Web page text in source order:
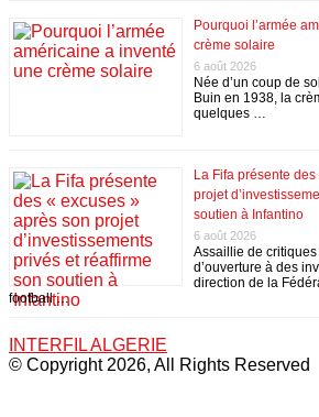
Pourquoi l’armée
crème solaire
6 août 2026
Née d’un coup de
Buin en 1938, la
quelques …
La Fifa présente
projet
soutien à Infantino
6 août 2026
Assaillie de
d’ouverture à des
direction de la
football …
INTERFIL ALGERIE
© Copyright 2026, All Rights Reserved